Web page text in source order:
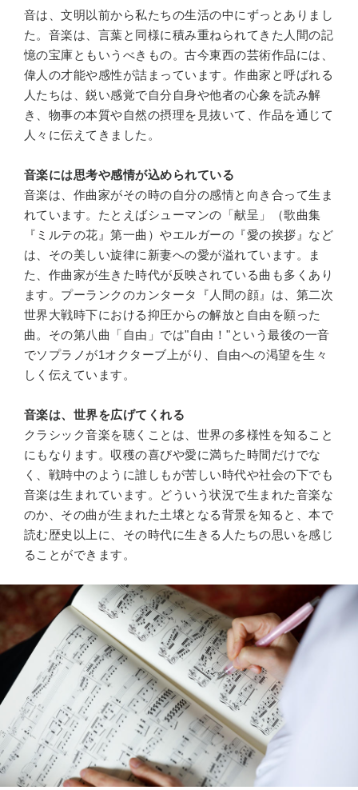
音は、文明以前から私たちの生活の中にずっとありまし
た。音楽は、言葉と同様に積み重ねられてきた人間の記
憶の宝庫ともいうべきもの。古今東西の芸術作品には、
偉人の才能や感性が詰まっています。作曲家と呼ばれる
人たちは、鋭い感覚で自分自身や他者の心象を読み解
き、物事の本質や自然の摂理を見抜いて、作品を通じて
人々に伝えてきました。
音楽には思考や感情が込められている
音楽は、作曲家がその時の自分の感情と向き合って生ま
れています。たとえばシューマンの「献呈」（歌曲集
『ミルテの花』第一曲）やエルガーの『愛の挨拶』など
は、その美しい旋律に新妻への愛が溢れています。ま
た、作曲家が生きた時代が反映されている曲も多くあり
ます。プーランクのカンタータ『人間の顔』は、第二次
世界大戦時下における抑圧からの解放と自由を願った
曲。その第八曲「自由」では"自由！"という最後の一音
でソプラノが1オクターブ上がり、自由への渇望を生々
しく伝えています。
音楽は、世界を広げてくれる
クラシック音楽を聴くことは、世界の多様性を知ること
にもなります。収穫の喜びや愛に満ちた時間だけでな
く、戦時中のように誰しもが苦しい時代や社会の下でも
音楽は生まれています。どういう状況で生まれた音楽な
のか、その曲が生まれた土壌となる背景を知ると、本で
読む歴史以上に、その時代に生きる人たちの思いを感じ
ることができます。